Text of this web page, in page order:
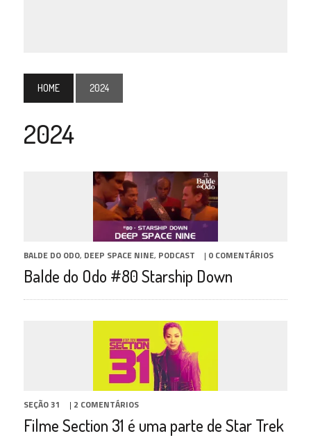
HOME 2024
2024
BALDE DO ODO, DEEP SPACE NINE, PODCAST | 0 COMENTÁRIOS
Balde do Odo #80 Starship Down
SEÇÃO 31 | 2 COMENTÁRIOS
Filme Section 31 é uma parte de Star Trek